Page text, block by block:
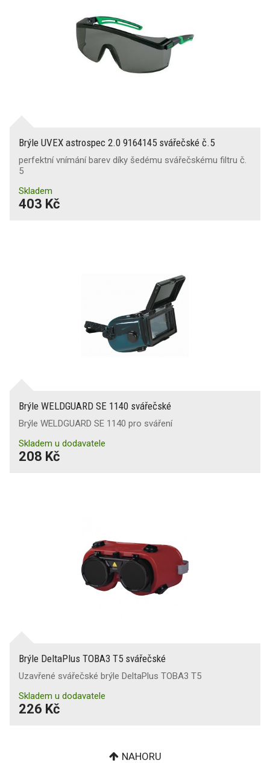
Brýle UVEX astrospec 2.0 9164145 svářečské č.5
perfektní vnímání barev díky šedému svářečskému filtru č.
5
Skladem
403 Kč
Brýle WELDGUARD SE 1140 svářečské
Brýle WELDGUARD SE 1140 pro sváření
Skladem u dodavatele
208 Kč
Brýle DeltaPlus TOBA3 T5 svářečské
Uzavřené svářečské brýle DeltaPlus TOBA3 T5
Skladem u dodavatele
226 Kč
NAHORU